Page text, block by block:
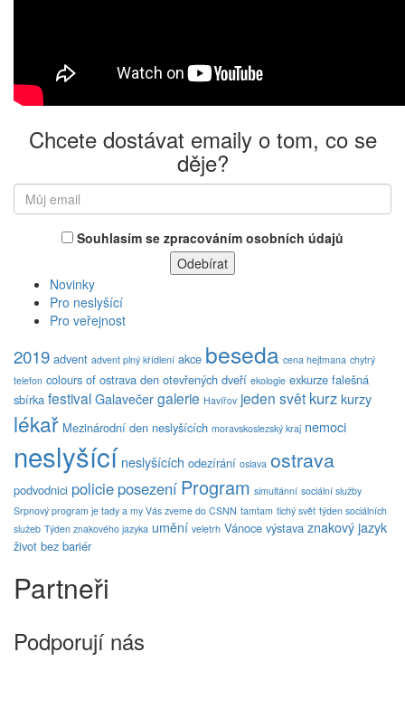
Chcete dostávat emaily o tom, co se
děje?
Souhlasím se zpracováním osobních údajů
Novinky
Pro neslyšící
Pro veřejnost
2019 advent advent plný křídlení akce beseda cena hejtmana chytrý
telefon colours of ostrava den otevřených dveří ekologie exkurze falešná
sbírka festivalGalavečergalerie Havířov jeden svět kurzkurzy
lékař Mezinárodní den neslyšících moravskoslezský kraj nemoci
neslyšící neslyšících odezírání oslava ostrava
podvodnici policie posezení Program simultánní sociální služby
Srpnový program je tady a my Vás zveme do CSNN tamtam tichý svět týden sociálních
služeb Týden znakového jazyka umění veletrh Vánoce výstava znakový jazyk
život bez bariér
Partneři
Podporují nás